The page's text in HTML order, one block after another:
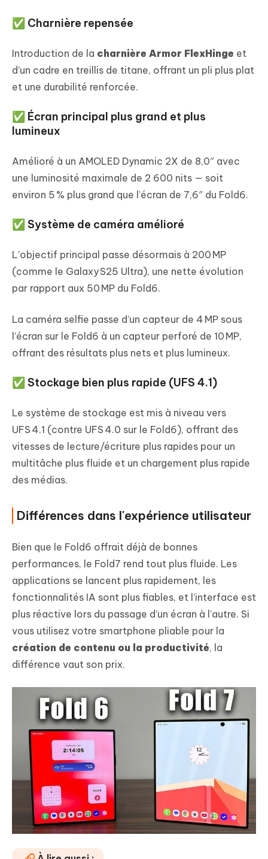
✅ Charnière repensée
Introduction de la charnière Armor FlexHinge et
d’un cadre en treillis de titane, offrant un pli plus plat
et une durabilité renforcée.
✅ Écran principal plus grand et plus
lumineux
Amélioré à un AMOLED Dynamic 2X de 8,0″ avec
une luminosité maximale de 2 600 nits — soit
environ 5 % plus grand que l’écran de 7,6″ du Fold6.
✅ Système de caméra amélioré
L’objectif principal passe désormais à 200 MP
(comme le Galaxy S25 Ultra), une nette évolution
par rapport aux 50 MP du Fold6.
La caméra selfie passe d’un capteur de 4 MP sous
l’écran sur le Fold6 à un capteur perforé de 10 MP,
offrant des résultats plus nets et plus lumineux.
✅ Stockage bien plus rapide (UFS 4.1)
Le système de stockage est mis à niveau vers
UFS 4.1 (contre UFS 4.0 sur le Fold6), offrant des
vitesses de lecture/écriture plus rapides pour un
multitâche plus fluide et un chargement plus rapide
des médias.
Différences dans l'expérience utilisateur
Bien que le Fold6 offrait déjà de bonnes
performances, le Fold7 rend tout plus fluide. Les
applications se lancent plus rapidement, les
fonctionnalités IA sont plus fiables, et l’interface est
plus réactive lors du passage d’un écran à l’autre. Si
vous utilisez votre smartphone pliable pour la
création de contenu ou la productivité, la
différence vaut son prix.